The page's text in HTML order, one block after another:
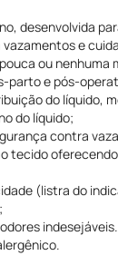
desenvolvida
e
ou nenhuma
parto e pós-
do líquido,
do líquido;
contra
tecido
(listra do